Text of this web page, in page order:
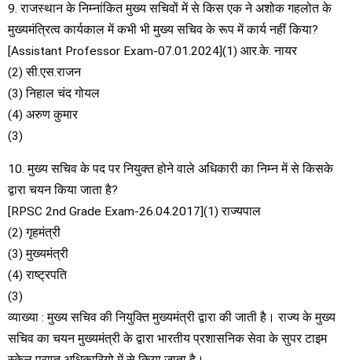
9. राजस्थान के निम्नांकित मुख्य सचिवों में से किस एक ने अशोक गहलोत के
मुख्यमंत्रित्व कार्यकाल में कभी भी मुख्य सचिव के रूप में कार्य नहीं किया?
[Assistant Professor Exam-07.01.2024](1) आर.के. नायर
(2) सी.एस.राजन
(3) निहाल चंद गोयल
(4) अरुण कुमार
(3)
10. मुख्य सचिव के पद पर नियुक्त होने वाले अधिकारी का निम्न में से किसके
द्वारा चयन किया जाता है?
[RPSC 2nd Grade Exam-26.04.2017](1) राज्यपाल
(2) गृहमंत्री
(3) मुख्यमंत्री
(4) राष्ट्रपति
(3)
व्याख्या : मुख्य सचिव की नियुक्ति मुख्यमंत्री द्वारा की जाती है। राज्य के मुख्य
सचिव का चयन मुख्यमंत्री के द्वारा भारतीय प्रशासनिक सेवा के सुपर टाइम